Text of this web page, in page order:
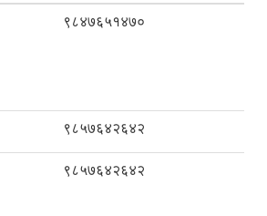
९८४७६५१४७०
९८५७६४२६४२
९८५७६४२६४२